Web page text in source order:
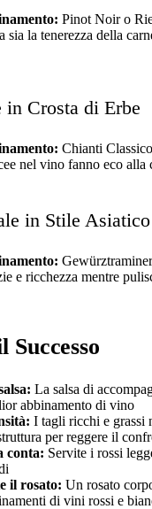
Pinot Noir o
sia la tenerezza della
Crosta di Erbe
Chianti
nel vino fanno eco alla
in Stile Asiatico
e ricchezza mentre
Successo
La salsa di
abbinamento di vino
I tagli ricchi e grassi
per reggere il
conta: Servite i rossi
il rosato: Un rosato
di vini rossi e